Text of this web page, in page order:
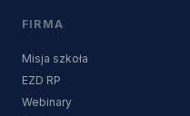
FIRMA
Misja szkoła
EZD RP
Webinary